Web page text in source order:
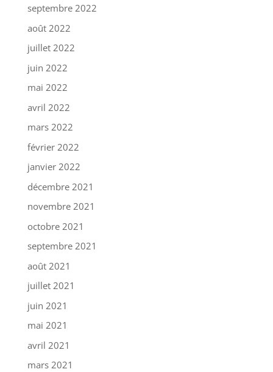
septembre 2022
août 2022
juillet 2022
juin 2022
mai 2022
avril 2022
mars 2022
février 2022
janvier 2022
décembre 2021
novembre 2021
octobre 2021
septembre 2021
août 2021
juillet 2021
juin 2021
mai 2021
avril 2021
mars 2021